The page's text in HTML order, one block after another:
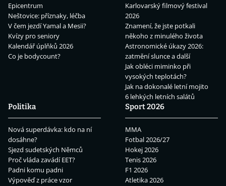
Epicentrum
Neštovice: příznaky, léčba
V čem jezdí Yamal a Mesii?
Kvízy pro seniory
Kalendář úplňků 2026
Co je bodycount?
Karlovarský filmový festival
2026
Znamení, že jste potkali
někoho z minulého života
Astronomické úkazy 2026:
zatmění slunce a další
Jak obléci miminko při
vysokých teplotách?
Jak na dokonalé letní mojito
6 lehkých letních salátů
Politika
Nová superdávka: kdo na ní
dosáhne?
Sjezd sudetských Němců
Proč vláda zavádí EET?
Padni komu padni
Výpověď z práce vzor
Sport 2026
MMA
Fotbal 2026/27
Hokej 2026
Tenis 2026
F1 2026
Atletika 2026